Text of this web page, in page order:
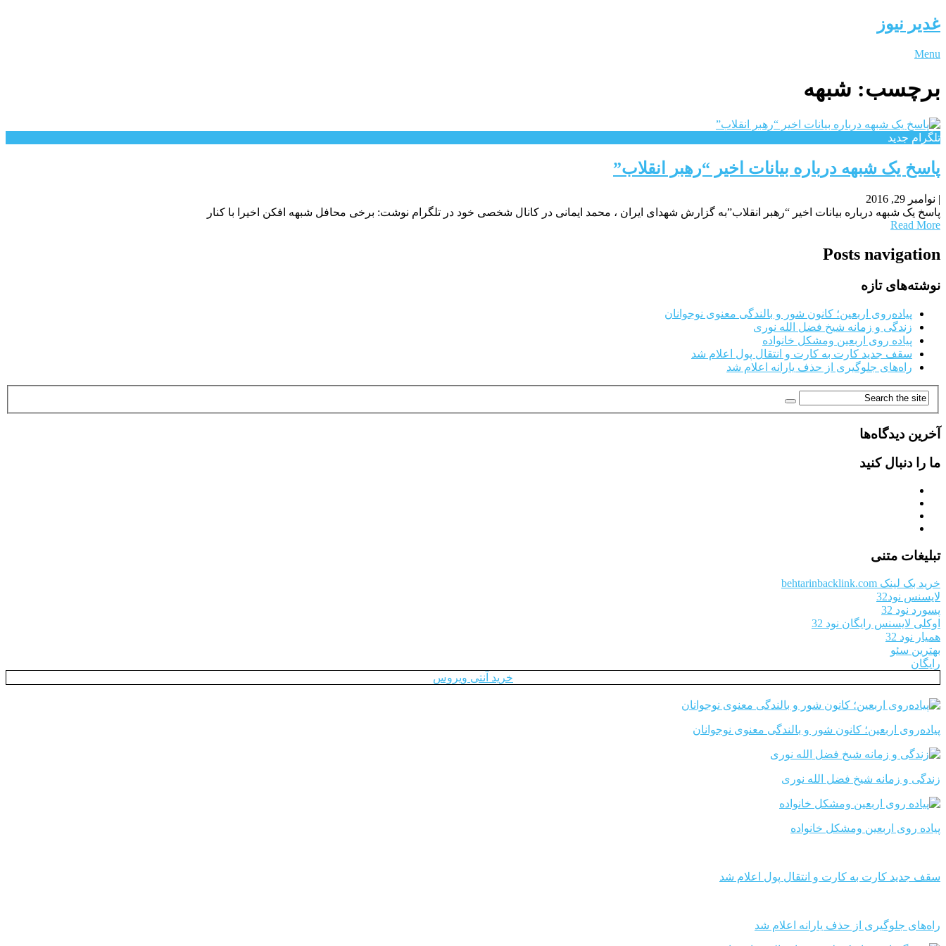
غدیر نیوز
Menu
برچسب: شبهه
تلگرام جدید
پاسخ یک شبهه درباره بیانات اخیر “رهبر انقلاب”
| نوامبر 29, 2016
پاسخ یک شبهه درباره بیانات اخیر “رهبر انقلاب”به گزارش شهدای ایران ، محمد ایمانی در کانال شخصی خود در تلگرام نوشت: برخی محافل شبهه افکن اخیرا با کنار
Read More
Posts navigation
نوشته‌های تازه
پیاده‌روی اربعین؛ کانون شور و بالندگی معنوی نوجوانان
زندگی و زمانه شیخ فضل الله نوری
پیاده روی اربعین ومشکل خانواده
سقف جدید کارت به کارت و انتقال پول اعلام شد
راه‌های جلوگیری از حذف یارانه اعلام شد
آخرین دیدگاه‌ها
ما را دنبال کنید
تبلیغات متنی
خرید بک لینک behtarinbacklink.com
لایسنس نود32
پسورد نود 32
اوکلی لایسنس رایگان نود 32
همیار نود 32
بهترین سئو
رایگان
خرید آنتی ویروس
پیاده‌روی اربعین؛ کانون شور و بالندگی معنوی نوجوانان
زندگی و زمانه شیخ فضل الله نوری
پیاده روی اربعین ومشکل خانواده
سقف جدید کارت به کارت و انتقال پول اعلام شد
راه‌های جلوگیری از حذف یارانه اعلام شد